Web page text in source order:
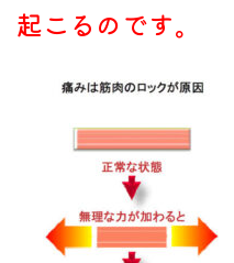
起こるのです。